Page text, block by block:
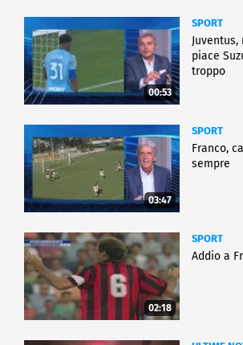
00:53
SPORT
piace
troppo
03:47
SPORT
Franco,
sempre
02:18
SPORT
Addio a